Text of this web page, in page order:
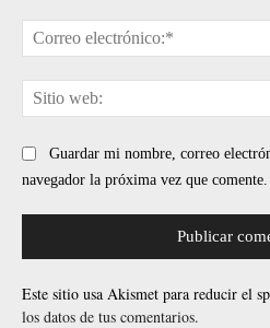
Guardar mi nombre, correo
navegador la próxima vez que comente.
Este sitio usa Akismet para reducir el
los datos de tus comentarios.